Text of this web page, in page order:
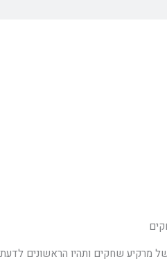
של מרקיע שחקים ותהיו הראשונים